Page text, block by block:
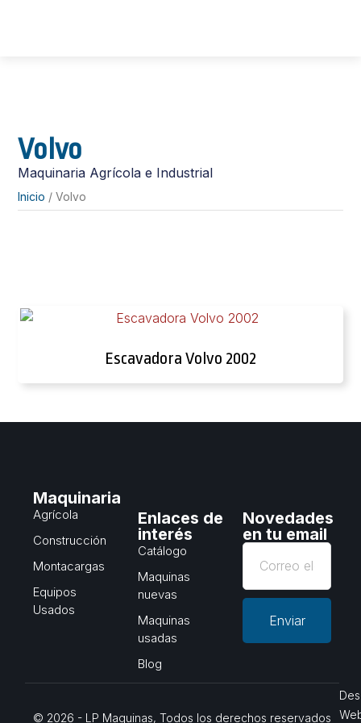
Volvo
Maquinaria Agrícola e Industrial
Inicio / Volvo
Escavadora Volvo 2002
Maquinaria
Agrícola
Construcción
Montacargas
Equipos
Usados
Enlaces de
interés
Catálogo
Maquinas
nuevas
Maquinas
usadas
Blog
Novedades
en tu email
Enviar
© 2026 - LP Maquinas, Todos los derechos reservados